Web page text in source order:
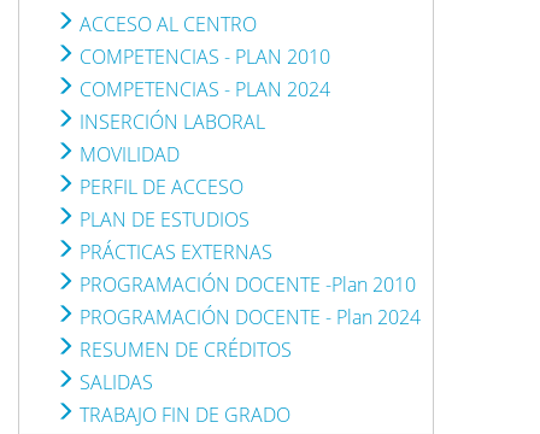
ACCESO AL CENTRO
COMPETENCIAS - PLAN 2010
COMPETENCIAS - PLAN 2024
INSERCIÓN LABORAL
MOVILIDAD
PERFIL DE ACCESO
PLAN DE ESTUDIOS
PRÁCTICAS EXTERNAS
PROGRAMACIÓN DOCENTE -Plan 2010
PROGRAMACIÓN DOCENTE - Plan 2024
RESUMEN DE CRÉDITOS
SALIDAS
TRABAJO FIN DE GRADO